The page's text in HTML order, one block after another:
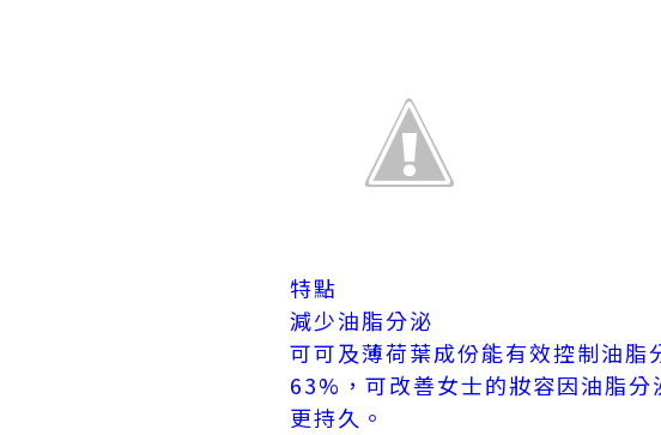
特點
減少油脂分泌
可可及薄荷葉成份能有效控制油
63%，可改善女士的妝容因油脂
更持久。